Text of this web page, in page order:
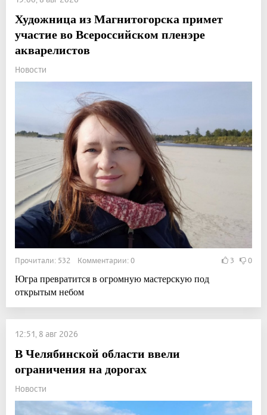
Художница из Магнитогорска примет
участие во Всероссийском пленэре
акварелистов
Новости
Прочитали: 532 Комментарии: 0 3 0
Югра превратится в огромную мастерскую под
открытым небом
12:51, 8 авг 2026
В Челябинской области ввели
ограничения на дорогах
Новости